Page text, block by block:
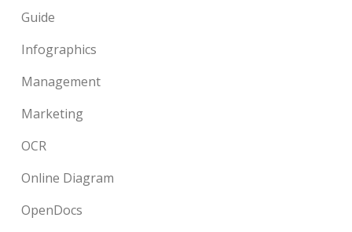
Guide
Infographics
Management
Marketing
OCR
Online Diagram
OpenDocs